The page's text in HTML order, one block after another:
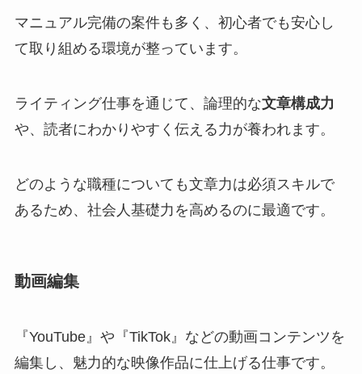
マニュアル完備の案件も多く、初心者でも安心し
て取り組める環境が整っています。
ライティング仕事を通じて、論理的な文章構成力
や、読者にわかりやすく伝える力が養われます。
どのような職種についても文章力は必須スキルで
あるため、社会人基礎力を高めるのに最適です。
動画編集
『YouTube』や『TikTok』などの動画コンテンツを
編集し、魅力的な映像作品に仕上げる仕事です。